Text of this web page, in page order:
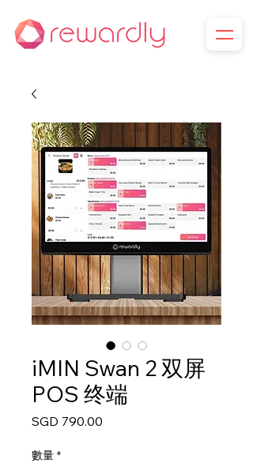
iMIN Swan 2 双屏
POS 终端
SGD 790.00
數量 *